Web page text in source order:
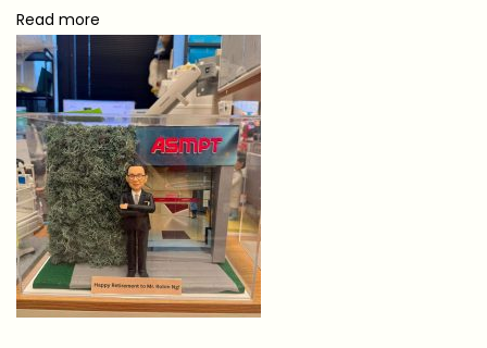
的
完
美
禮
物
送
給
機
師
、
飛
Read more